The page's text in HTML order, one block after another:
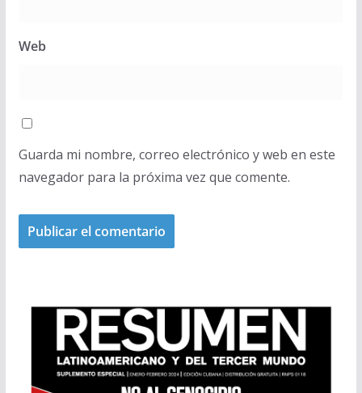
Web
Guarda mi nombre, correo electrónico y web en este
navegador para la próxima vez que comente.